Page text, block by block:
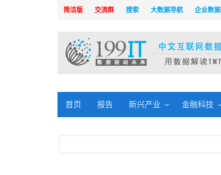
简洁版 交流群 搜索 大数据导航 企业数据
首页 报告 新兴产业 金融科技